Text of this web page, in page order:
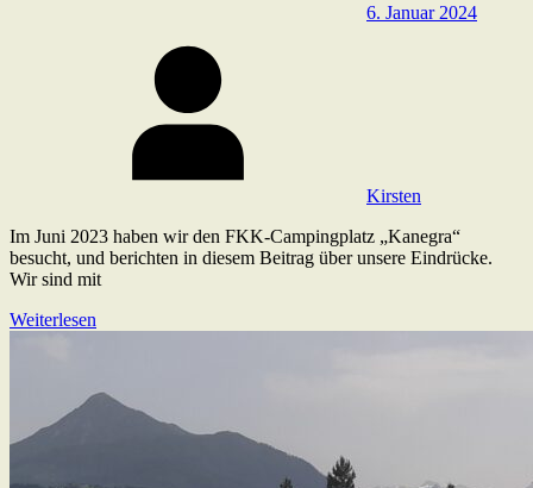
6. Januar 2024
Kirsten
Im Juni 2023 haben wir den FKK-Campingplatz „Kanegra“
besucht, und berichten in diesem Beitrag über unsere Eindrücke.
Wir sind mit
Weiterlesen